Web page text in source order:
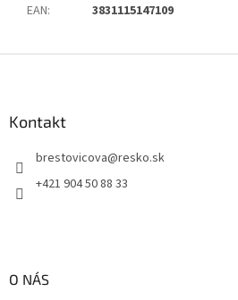
EAN: 3831115147109
Kontakt
brestovicova@resko.sk
+421 904 50 88 33
O NÁS